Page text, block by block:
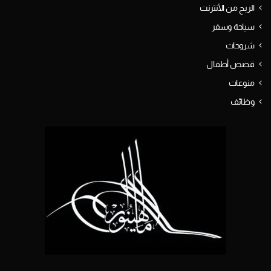
الربح من الأنترنت
سياحة وسفر
شروحات
قصص أطفال
منوعات
وظائف